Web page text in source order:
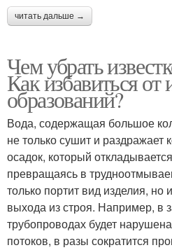
читать дальше →
Чем убрать
Как избавиться от
образований?
Вода, содержащая большое
не только сушит и раздражает
осадок, который
превращаясь в
только портит вид изделия, но
выхода из строя. Например, в
трубопроводах будет
потоков, в разы сократится